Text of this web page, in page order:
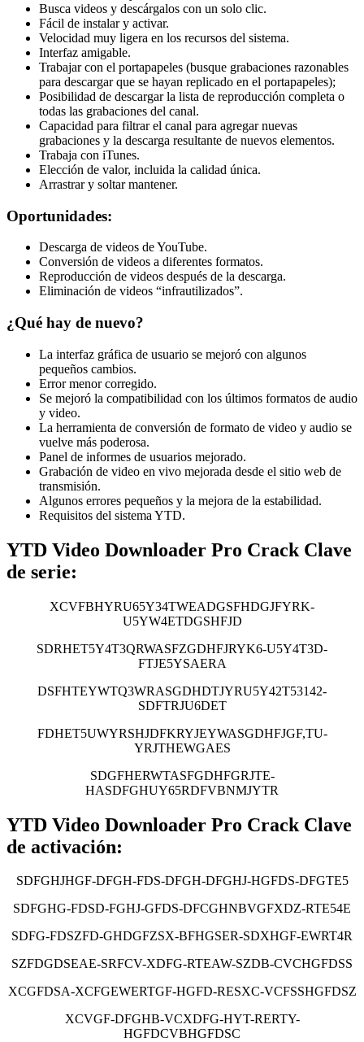
Busca videos y descárgalos con un solo clic.
Fácil de instalar y activar.
Velocidad muy ligera en los recursos del sistema.
Interfaz amigable.
Trabajar con el portapapeles (busque grabaciones razonables
para descargar que se hayan replicado en el portapapeles);
Posibilidad de descargar la lista de reproducción completa o
todas las grabaciones del canal.
Capacidad para filtrar el canal para agregar nuevas
grabaciones y la descarga resultante de nuevos elementos.
Trabaja con iTunes.
Elección de valor, incluida la calidad única.
Arrastrar y soltar mantener.
Oportunidades:
Descarga de videos de YouTube.
Conversión de videos a diferentes formatos.
Reproducción de videos después de la descarga.
Eliminación de videos “infrautilizados”.
¿Qué hay de nuevo?
La interfaz gráfica de usuario se mejoró con algunos
pequeños cambios.
Error menor corregido.
Se mejoró la compatibilidad con los últimos formatos de audio
y video.
La herramienta de conversión de formato de video y audio se
vuelve más poderosa.
Panel de informes de usuarios mejorado.
Grabación de video en vivo mejorada desde el sitio web de
transmisión.
Algunos errores pequeños y la mejora de la estabilidad.
Requisitos del sistema YTD.
YTD Video Downloader Pro Crack Clave
de serie:
XCVFBHYRU65Y34TWEADGSFHDGJFYRK-
U5YW4ETDGSHFJD
SDRHET5Y4T3QRWASFZGDHFJRYK6-U5Y4T3D-
FTJE5YSAERA
DSFHTEYWTQ3WRASGDHDTJYRU5Y42T53142-
SDFTRJU6DET
FDHET5UWYRSHJDFKRYJEYWASGDHFJGF,TU-
YRJTHEWGAES
SDGFHERWTASFGDHFGRJTE-
HASDFGHUY65RDFVBNMJYTR
YTD Video Downloader Pro Crack Clave
de activación:
SDFGHJHGF-DFGH-FDS-DFGH-DFGHJ-HGFDS-DFGTE5
SDFGHG-FDSD-FGHJ-GFDS-DFCGHNBVGFXDZ-RTE54E
SDFG-FDSZFD-GHDGFZSX-BFHGSER-SDXHGF-EWRT4R
SZFDGDSEAE-SRFCV-XDFG-RTEAW-SZDB-CVCHGFDSS
XCGFDSA-XCFGEWERTGF-HGFD-RESXC-VCFSSHGFDSZ
XCVGF-DFGHB-VCXDFG-HYT-RERTY-
HGFDCVBHGFDSC